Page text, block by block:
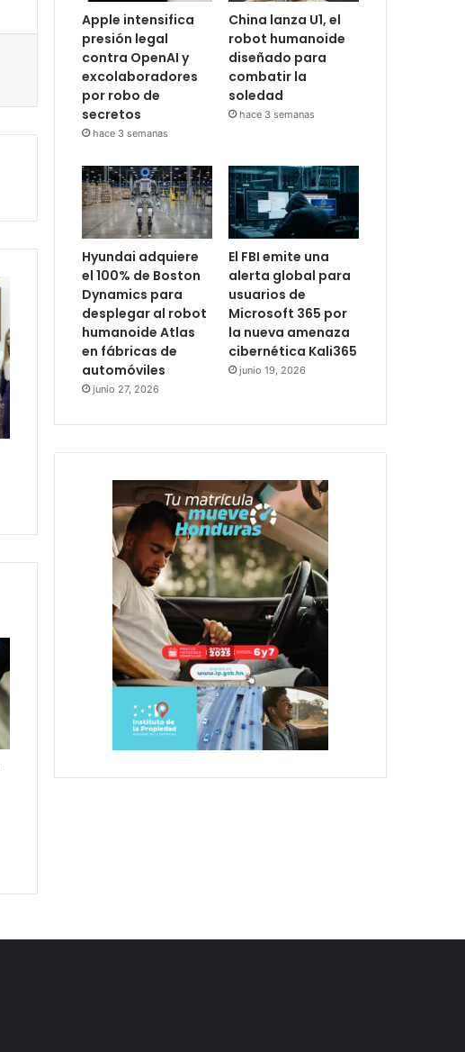
Apple intensifica
presión legal
contra OpenAI y
excolaboradores
por robo de
secretos
hace 3 semanas
China lanza U1, el
robot humanoide
diseñado para
combatir la
soledad
hace 3 semanas
Hyundai adquiere
el 100% de Boston
Dynamics para
desplegar al robot
humanoide Atlas
en fábricas de
automóviles
junio 27, 2026
El FBI emite una
alerta global para
usuarios de
Microsoft 365 por
la nueva amenaza
cibernética Kali365
junio 19, 2026